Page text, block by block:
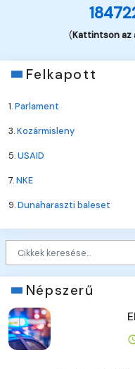
(Kattintson az
Felkapott
1.Parlament
3.Kozármisleny
5.USAID
7.NKE
9.Dunaharaszti baleset
Népszerű